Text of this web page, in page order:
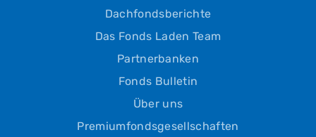
Dachfondsberichte
Das Fonds Laden Team
Partnerbanken
Fonds Bulletin
Über uns
Premiumfondsgesellschaften